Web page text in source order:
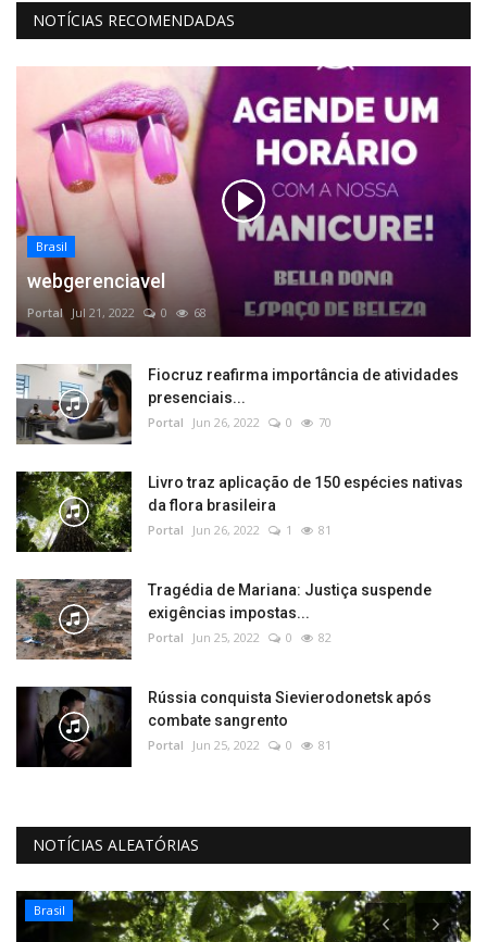
NOTÍCIAS RECOMENDADAS
Brasil
webgerenciavel
Portal Jul 21, 2022 0 68
Fiocruz reafirma importância de atividades
presenciais...
Portal Jun 26, 2022 0 70
Livro traz aplicação de 150 espécies nativas
da flora brasileira
Portal Jun 26, 2022 1 81
Tragédia de Mariana: Justiça suspende
exigências impostas...
Portal Jun 25, 2022 0 82
Rússia conquista Sievierodonetsk após
combate sangrento
Portal Jun 25, 2022 0 81
NOTÍCIAS ALEATÓRIAS
Brasil